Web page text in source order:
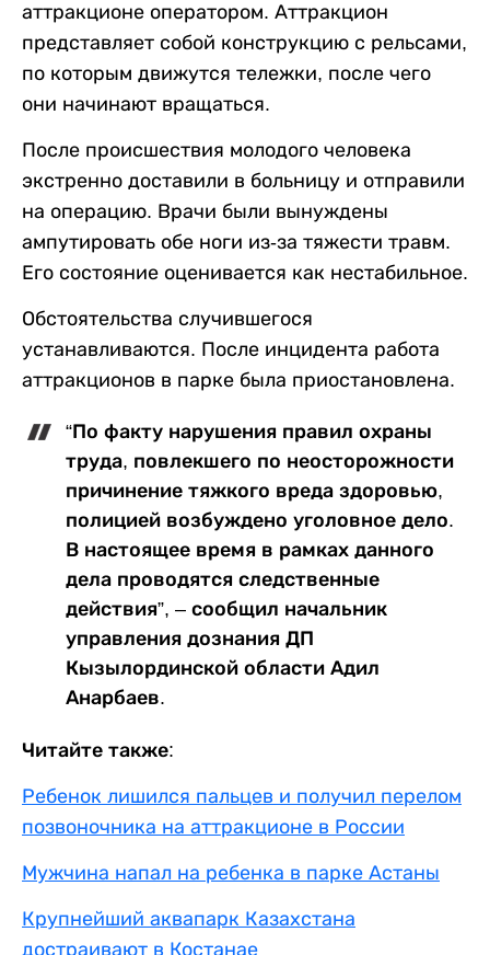
аттракционе оператором. Аттракцион
представляет собой конструкцию с рельсами,
по которым движутся тележки, после чего
они начинают вращаться.
После происшествия молодого человека
экстренно доставили в больницу и отправили
на операцию. Врачи были вынуждены
ампутировать обе ноги из-за тяжести травм.
Его состояние оценивается как нестабильное.
Обстоятельства случившегося
устанавливаются. После инцидента работа
аттракционов в парке была приостановлена.
“По факту нарушения правил охраны
труда, повлекшего по неосторожности
причинение тяжкого вреда здоровью,
полицией возбуждено уголовное дело.
В настоящее время в рамках данного
дела проводятся следственные
действия”, – сообщил начальник
управления дознания ДП
Кызылординской области Адил
Анарбаев.
Читайте также:
Ребенок лишился пальцев и получил перелом
позвоночника на аттракционе в России
Мужчина напал на ребенка в парке Астаны
Крупнейший аквапарк Казахстана
достраивают в Костанае